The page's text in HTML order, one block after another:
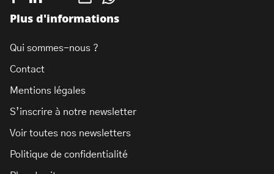
Plus d'informations
Qui sommes-nous ?
Contact
Mentions légales
S’inscrire à notre newsletter
Voir toutes nos newsletters
Politique de confidentialité